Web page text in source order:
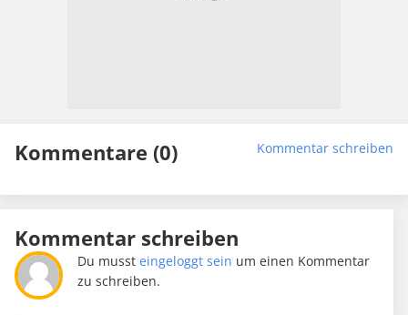
Kommentare (0) Kommentar schreiben
Kommentar schreiben
Du mussteingeloggt sein um einen Kommentar
zu schreiben.